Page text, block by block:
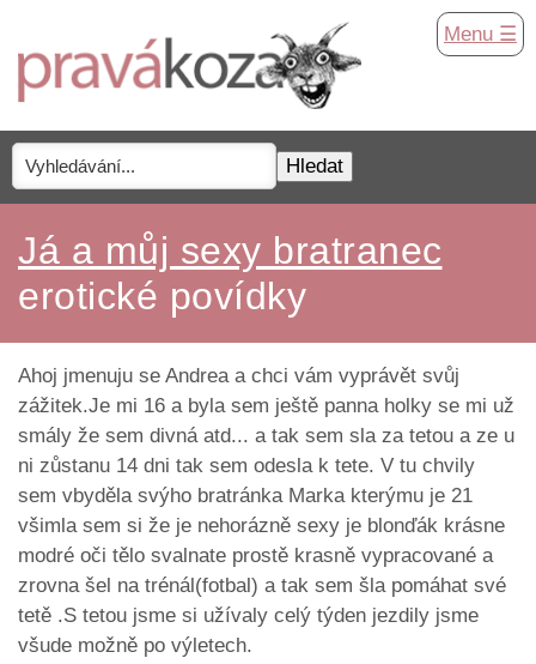
Menu ☰
Já a můj sexy bratranec
erotické povídky
Ahoj jmenuju se Andrea a chci vám vyprávět svůj
zážitek.Je mi 16 a byla sem ještě panna holky se mi už
smály že sem divná atd... a tak sem sla za tetou a ze u
ni zůstanu 14 dni tak sem odesla k tete. V tu chvily
sem vbyděla svýho bratránka Marka kterýmu je 21
všimla sem si že je nehorázně sexy je blonďák krásne
modré oči tělo svalnate prostě krasně vypracované a
zrovna šel na trénál(fotbal) a tak sem šla pomáhat své
tetě .S tetou jsme si užívaly celý týden jezdily jsme
všude možně po výletech.